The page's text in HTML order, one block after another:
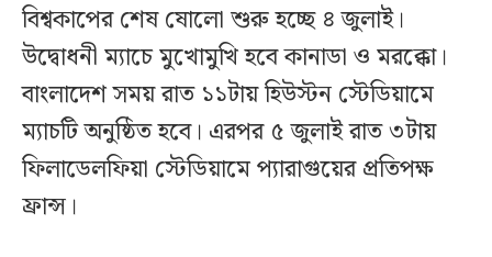
বিশ্বকাপের শেষ ষোলো শুরু হচ্ছে ৪ জুলাই।
উদ্বোধনী ম্যাচে মুখোমুখি হবে কানাডা ও মরক্কো।
বাংলাদেশ সময় রাত ১১টায় হিউস্টন স্টেডিয়ামে
ম্যাচটি অনুষ্ঠিত হবে। এরপর ৫ জুলাই রাত ৩টায়
ফিলাডেলফিয়া স্টেডিয়ামে প্যারাগুয়ের প্রতিপক্ষ
ফ্রান্স।